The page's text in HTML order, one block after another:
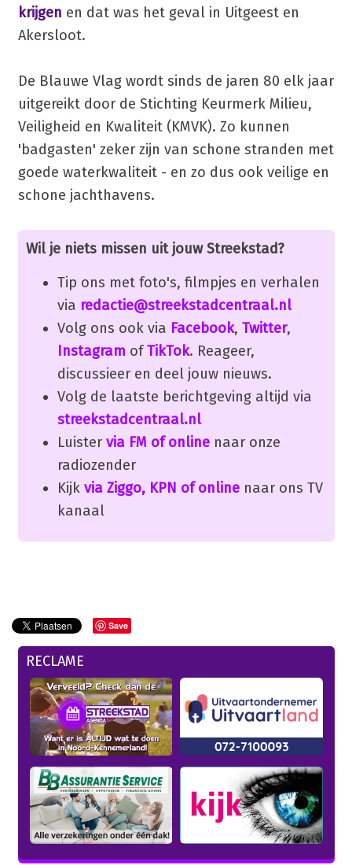
krijgen en dat was het geval in Uitgeest en
Akersloot.
De Blauwe Vlag wordt sinds de jaren 80 elk jaar
uitgereikt door de Stichting Keurmerk Milieu,
Veiligheid en Kwaliteit (KMVK). Zo kunnen
'badgasten' zeker zijn van schone stranden met
goede waterkwaliteit - en zo dus ook veilige en
schone jachthavens.
Wil je niets missen uit jouw Streekstad?
Tip ons met foto's, filmpjes en verhalen
via redactie@streekstadcentraal.nl
Volg ons ook via Facebook, Twitter,
Instagram ofTikTok. Reageer,
discussieer en deel jouw nieuws.
Volg de laatste berichtgeving altijd via
streekstadcentraal.nl
Luister via FM of onlinenaar onze
radiozender
Kijk via Ziggo, KPN of onlinenaar ons TV
kanaal
Save
RECLAME